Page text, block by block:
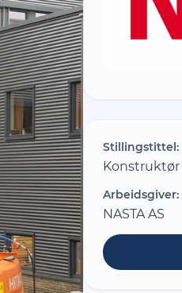
Stillingstittel:
Konstruktør
Arbeidsgiver:
NASTA AS